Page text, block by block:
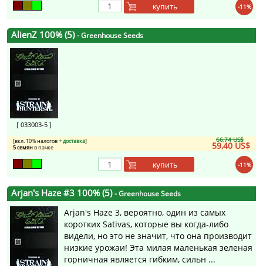
-11%
купить
AlienZ 100% (5)- Greenhouse Seeds
[ 033003-5 ]
66,74 US$
59,40 US$
[вкл. 10% налогов+ доставка]
5 семянв пачке
-11%
купить
Arjan's Haze #3 100% (5)- Greenhouse Seeds
Arjan's Haze 3, вероятно, один из самых
коротких Sativas, которые вы когда-либо
видели, но это не значит, что она производит
низкие урожаи! Эта милая маленькая зеленая
горничная является гибким, сильн ...